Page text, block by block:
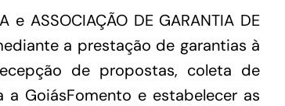
demais linhas de crédito da
ASSOCIAÇÃO DE GARANTIA DE
a prestação de garantias à
de propostas, coleta de
GoiásFomento e estabelecer as